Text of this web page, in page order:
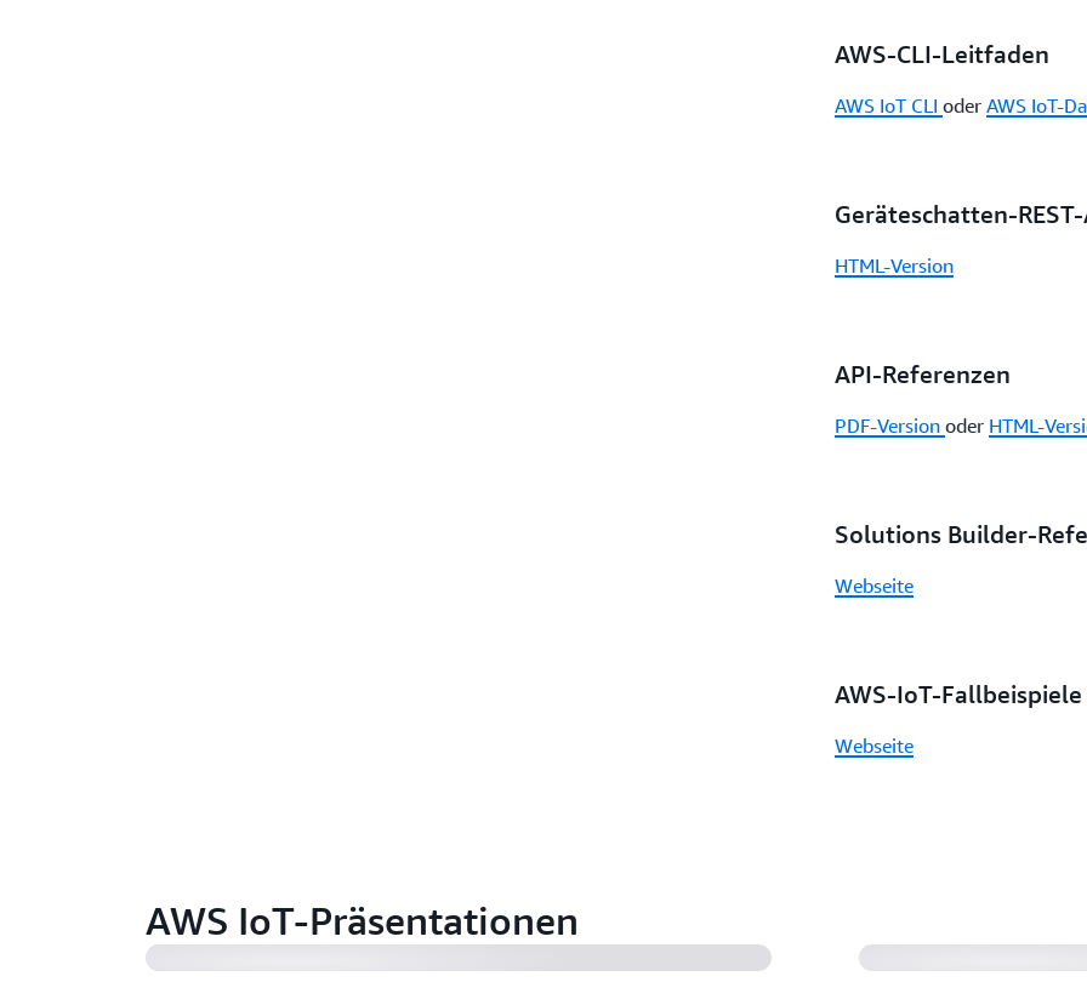
AWS-CLI-Leitfaden
AWS IoT CLI oder AWS IoT-
Geräteschatten-REST-
HTML-Version
API-Referenzen
PDF-Version oder HTML-
Solutions Builder-
Webseite
AWS-IoT-Fallbeispiele
Webseite
AWS IoT-Präsentationen
IoT-Bausteine: Von der Grenze zur Cloud (50:55)
Nutzung von
(33:31)